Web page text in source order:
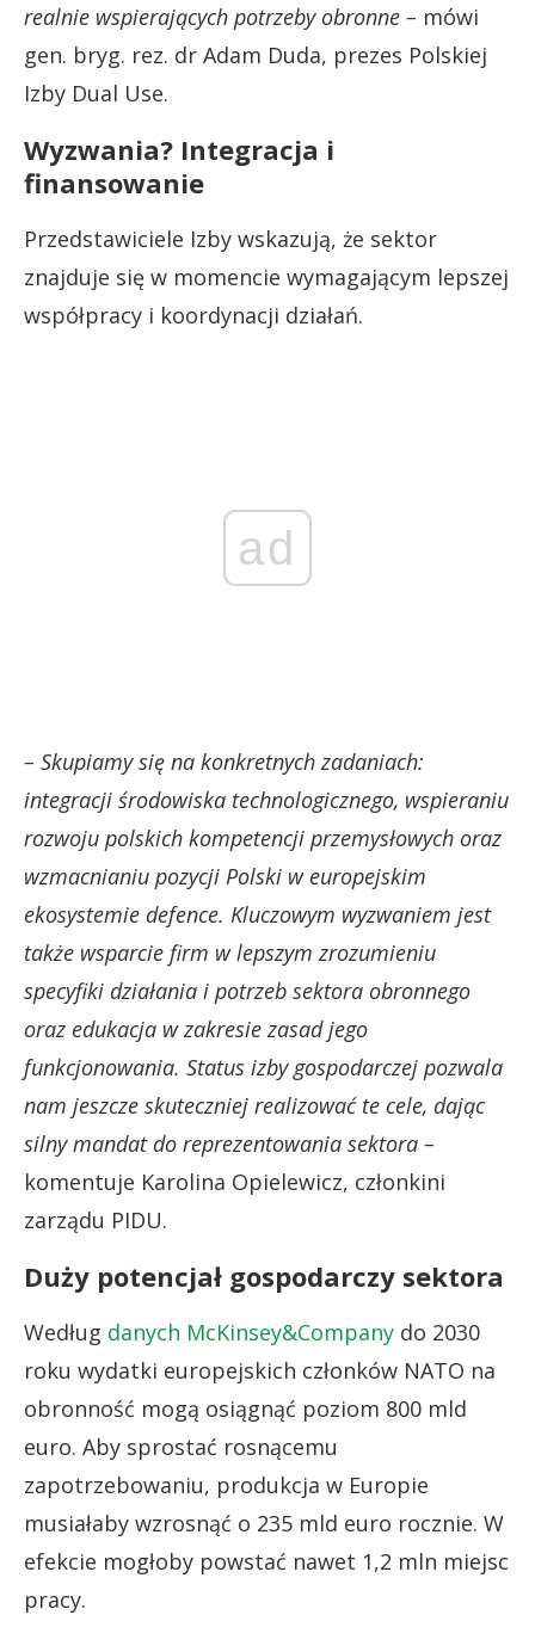
realnie wspierających potrzeby obronne – mówi
gen. bryg. rez. dr Adam Duda, prezes Polskiej
Izby Dual Use.
Wyzwania? Integracja i
finansowanie
Przedstawiciele Izby wskazują, że sektor
znajduje się w momencie wymagającym lepszej
współpracy i koordynacji działań.
ad
– Skupiamy się na konkretnych zadaniach:
integracji środowiska technologicznego, wspieraniu
rozwoju polskich kompetencji przemysłowych oraz
wzmacnianiu pozycji Polski w europejskim
ekosystemie defence. Kluczowym wyzwaniem jest
także wsparcie firm w lepszym zrozumieniu
specyfiki działania i potrzeb sektora obronnego
oraz edukacja w zakresie zasad jego
funkcjonowania. Status izby gospodarczej pozwala
nam jeszcze skuteczniej realizować te cele, dając
silny mandat do reprezentowania sektora –
komentuje Karolina Opielewicz, członkini
zarządu PIDU.
Duży potencjał gospodarczy sektora
Według danych McKinsey&Company do 2030
roku wydatki europejskich członków NATO na
obronność mogą osiągnąć poziom 800 mld
euro. Aby sprostać rosnącemu
zapotrzebowaniu, produkcja w Europie
musiałaby wzrosnąć o 235 mld euro rocznie. W
efekcie mogłoby powstać nawet 1,2 mln miejsc
pracy.